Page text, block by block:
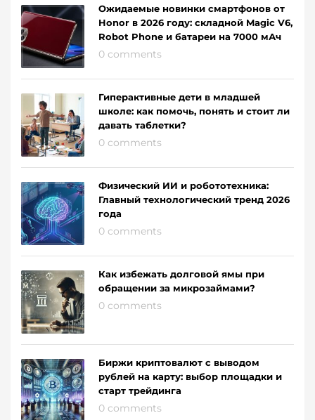
Ожидаемые новинки смартфонов от
Honor в 2026 году: складной Magic V6,
Robot Phone и батареи на 7000 мАч
0 comments
Гиперактивные дети в младшей
школе: как помочь, понять и стоит ли
давать таблетки?
0 comments
Физический ИИ и робототехника:
Главный технологический тренд 2026
года
0 comments
Как избежать долговой ямы при
обращении за микрозаймами?
0 comments
Биржи криптовалют с выводом
рублей на карту: выбор площадки и
старт трейдинга
0 comments